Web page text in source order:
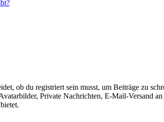
ob du registriert sein musst, um Beiträge zu
Private Nachrichten, E-Mail-Versand